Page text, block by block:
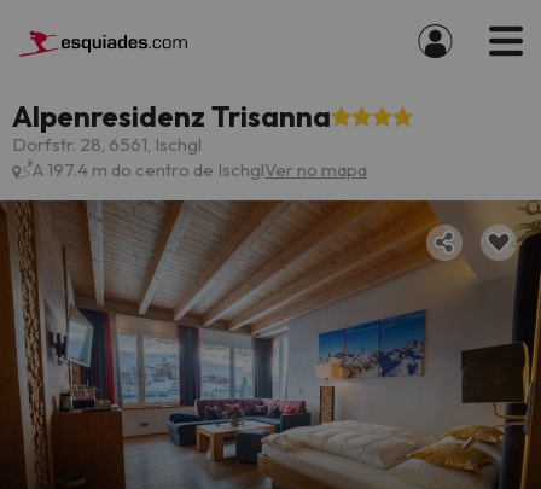
Alpenresidenz Trisanna
Dorfstr. 28, 6561, Ischgl
A 197.4 m do centro de IschglVer no mapa